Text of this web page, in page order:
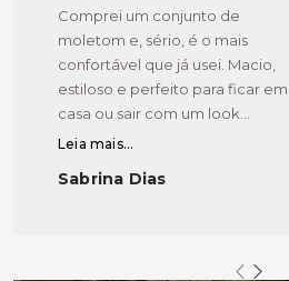
Comprei um conjunto de
moletom e, sério, é o mais
confortável que já usei. Macio,
estiloso e perfeito para ficar em
casa ou sair com um look
descolado.
Leia mais...
Sabrina Dias